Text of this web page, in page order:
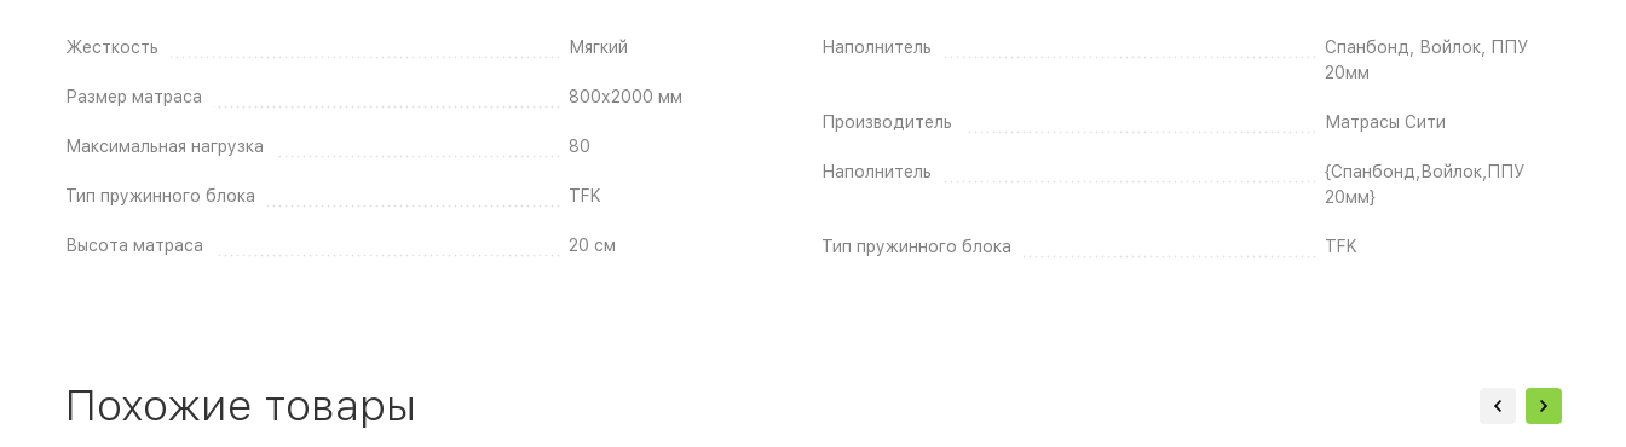
Жесткость Мягкий
Размер матраса 800х2000 мм
Максимальная нагрузка 80
Тип пружинного блока TFK
Высота матраса 20 см
Наполнитель
Спанбонд, Войлок, ППУ
20мм
Производитель Матрасы Сити
Наполнитель
{Спанбонд,Войлок,ППУ
20мм}
Тип пружинного блока TFK
Похожие товары